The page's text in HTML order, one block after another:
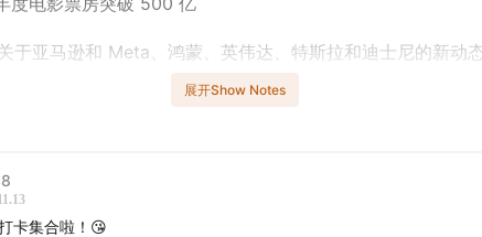
于亚马逊和 Meta、鸿蒙、英伟达、特斯拉和迪士尼的新动
更的晨间播客，我们的评论区已经变成了一众听友组团早起
尤其感动，我们也希望这样积极的能量继续传递！所以正值年
展开Show Notes
卡集合啦！😘